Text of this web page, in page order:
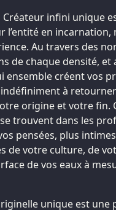
infini unique
l’entité en
Au travers des
de chaque densité,
ensemble créent vos
à
origine et votre fin.
trouvent dans les
pensées, plus
de votre culture, de
de vos eaux à
unique est